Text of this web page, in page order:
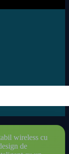
wireless cu
de